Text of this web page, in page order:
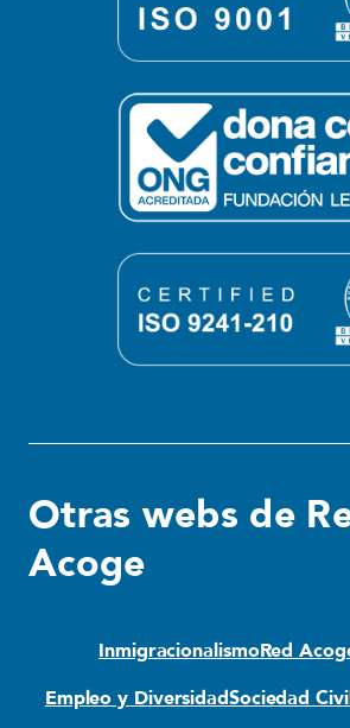
Otras webs de
Acoge
InmigracionalismoRed
Empleo y DiversidadSociedad